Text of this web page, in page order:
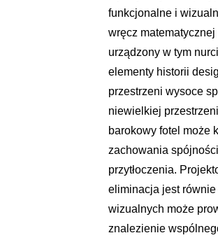
funkcjonalne i
wręcz
urządzony w tym
elementy historii
przestrzeni wysoce
niewielkiej
barokowy fotel może
zachowania
przytłoczenia.
eliminacja jest
wizualnych może
znalezienie